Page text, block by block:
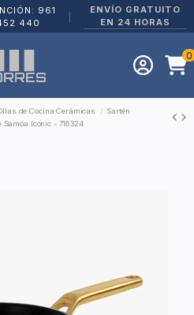
961
440
ENVÍO GRATUITO
EN 24 HORAS
0
de Cocina Cerámicas
Sartén
Samoa Iconic - 716324